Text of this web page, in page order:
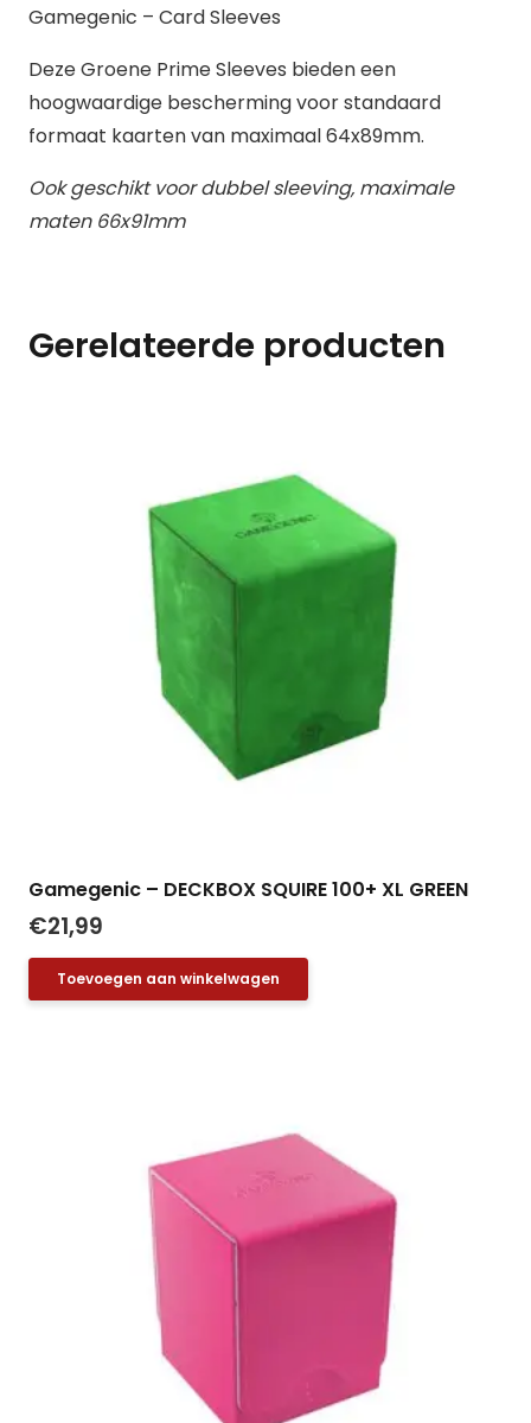
Gamegenic – Card Sleeves
Deze Groene Prime Sleeves bieden een
hoogwaardige bescherming voor standaard
formaat kaarten van maximaal 64x89mm.
Ook geschikt voor dubbel sleeving, maximale
maten 66x91mm
Gerelateerde producten
Gamegenic – DECKBOX SQUIRE 100+ XL GREEN
€21,99
Toevoegen aan winkelwagen